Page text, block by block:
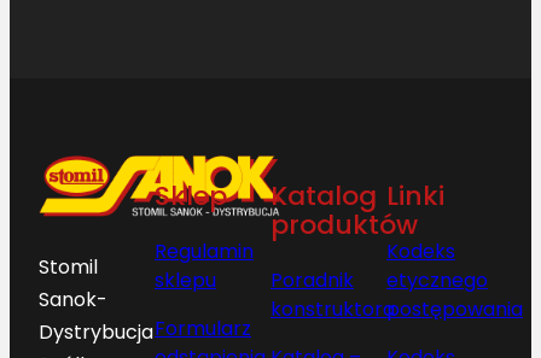
Stomil
Sanok-
Dystrybucja
Sklep
Regulamin
sklepu
Formularz
Katalog
produktów
Poradnik
konstruktora
Linki
Kodeks
etycznego
postępowania